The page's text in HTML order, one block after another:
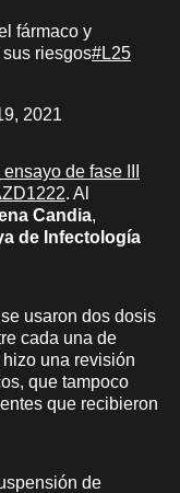
fármaco y
riesgos#L25
2021
de fase III
. Al
Candia,
de Infectología
usaron dos dosis
cada una de
una revisión
que tampoco
que recibieron
de